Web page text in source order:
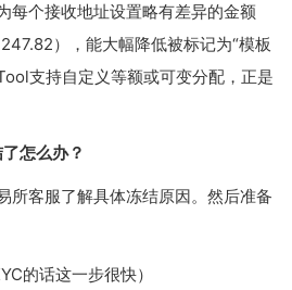
每个接收地址设置略有差异的金额
），能大幅降低被标记为“模板
支持自定义等额或可变分配，正是
怎么办？
所客服了解具体冻结原因。然后准备
的话这一步很快）